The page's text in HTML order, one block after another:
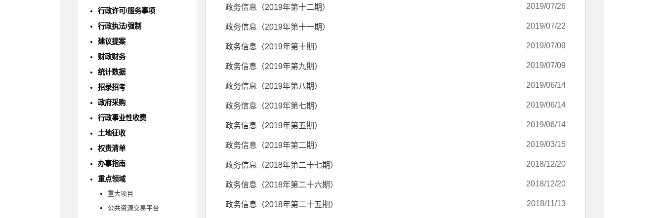
行政许可/服务事项
行政执法/强制
建议提案
财政财务
统计数据
招录招考
政府采购
行政事业性收费
土地征收
权责清单
办事指南
重点领域
重大项目
公共资源交易平台
政务信息（2019年第十二期） 2019/07/26
政务信息（2019年第十一期） 2019/07/22
政务信息（2019年第十期） 2019/07/09
政务信息（2019年第九期） 2019/07/09
政务信息（2019年第八期） 2019/06/14
政务信息（2019年第七期） 2019/06/14
政务信息（2019年第五期） 2019/06/14
政务信息（2019年第二期） 2019/03/15
政务信息（2018年第二十七期） 2018/12/20
政务信息（2018年第二十六期） 2018/12/20
政务信息（2018年第二十五期） 2018/11/13